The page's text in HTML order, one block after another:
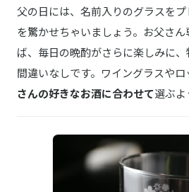
父の日には、名前入りのグラスを
を驚かせちゃいましょう。お父さ
ば、毎日の晩酌がさらに楽しみに
間違いなしです。ワイングラスやロ
さんの好きなお酒に合わせて選ぶよ